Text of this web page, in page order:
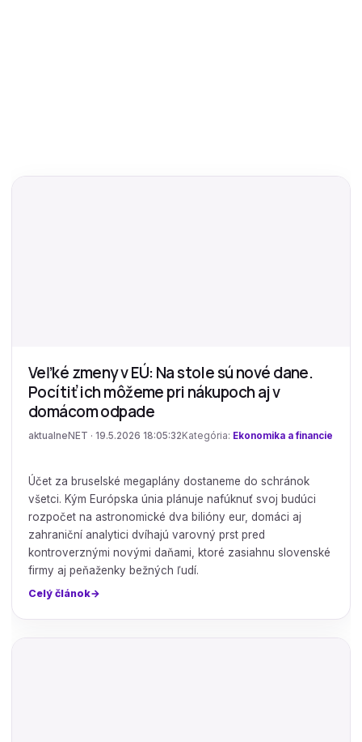
Veľké zmeny v EÚ: Na stole sú nové dane.
Pocítiť ich môžeme pri nákupoch aj v
domácom odpade
aktualneNET · 19.5.2026 18:05:32 Kategória: Ekonomika a financie
Účet za bruselské megaplány dostaneme do schránok
všetci. Kým Európska únia plánuje nafúknuť svoj budúci
rozpočet na astronomické dva bilióny eur, domáci aj
zahraniční analytici dvíhajú varovný prst pred
kontroverznými novými daňami, ktoré zasiahnu slovenské
firmy aj peňaženky bežných ľudí.
Celý článok